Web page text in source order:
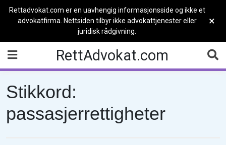
Rettadvokat.com er en uavhengig informasjonsside og ikke et
advokatfirma. Nettsiden tilbyr ikke advokattjenester eller
juridisk rådgivning.
×
content
RettAdvokat.com
Stikkord:
passasjerrettigheter